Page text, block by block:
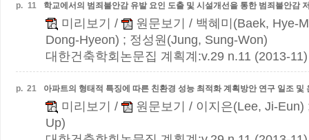
p. 11 학교에서의 범죄불안감 유발 요인 도출 및 시설개선을 통한 범죄불안감
미리보기 / 원문보기
/ 백혜미(Baek, Hye-
Dong-Hyeon) ; 정성원(Jung, Sung-Won)
대한건축학회논문집 계획계:v.29 n.11 (2013-11)
p. 21 아파트의 형태적 특징에 따른 친환경 성능 최적화 계획방안 연구 일조 및
미리보기 / 원문보기
/ 이지은(Lee, Ji-Eun)
Up)